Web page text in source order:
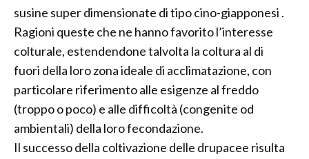
susine super dimensionate di tipo cino-giapponesi .
Ragioni queste che ne hanno favorito l’interesse
colturale, estendendone talvolta la coltura al di
fuori della loro zona ideale di acclimatazione, con
particolare riferimento alle esigenze al freddo
(troppo o poco) e alle difficoltà (congenite od
ambientali) della loro fecondazione.
Il successo della coltivazione delle drupacee risulta